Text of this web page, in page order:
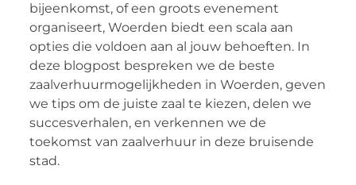
bijeenkomst, of een groots evenement
organiseert, Woerden biedt een scala aan
opties die voldoen aan al jouw behoeften. In
deze blogpost bespreken we de beste
zaalverhuurmogelijkheden in Woerden, geven
we tips om de juiste zaal te kiezen, delen we
succesverhalen, en verkennen we de
toekomst van zaalverhuur in deze bruisende
stad.